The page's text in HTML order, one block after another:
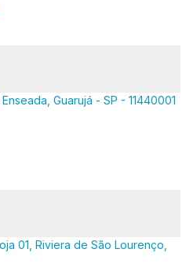
Guarujá - SP - 11440001
01, Riviera de São Lourenço,